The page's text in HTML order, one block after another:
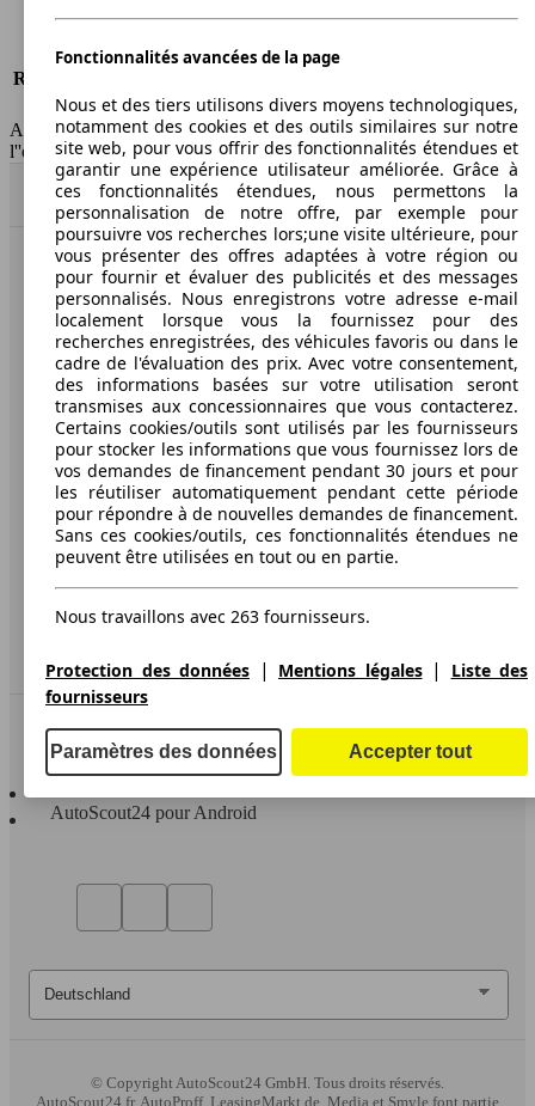
Tous risques
-
Risques partiels
-
Responsabilité civile
HSN/TSN
n.c./263AXF1B
AutoScout24 France SAS décline toute responsabilité concernant
l''exactitude des indications fournies.
Haut
AutoScout24: la plus grande plateforme en ligne de
voitures en Europe
AutoScout24
A propos d'AutoScout24
Conditions d'utilisation
Informations légales
Protection des données
Service
Espace Pro
Contact
AutoScout24 pour Android
© Copyright AutoScout24 GmbH. Tous droits réservés.
AutoScout24.fr, AutoProff, LeasingMarkt.de, Media et Smyle font partie
Fonctionnalités avancées de la page
Nous et des tiers utilisons divers moyens technologiques,
notamment des cookies et des outils similaires sur notre
site web, pour vous offrir des fonctionnalités étendues et
garantir une expérience utilisateur améliorée. Grâce à
ces fonctionnalités étendues, nous permettons la
personnalisation de notre offre, par exemple pour
poursuivre vos recherches lors;une visite ultérieure, pour
vous présenter des offres adaptées à votre région ou
pour fournir et évaluer des publicités et des messages
personnalisés. Nous enregistrons votre adresse e-mail
localement lorsque vous la fournissez pour des
recherches enregistrées, des véhicules favoris ou dans le
cadre de l'évaluation des prix. Avec votre consentement,
des informations basées sur votre utilisation seront
transmises aux concessionnaires que vous contacterez.
Certains cookies/outils sont utilisés par les fournisseurs
pour stocker les informations que vous fournissez lors de
vos demandes de financement pendant 30 jours et pour
les réutiliser automatiquement pendant cette période
pour répondre à de nouvelles demandes de financement.
Sans ces cookies/outils, ces fonctionnalités étendues ne
peuvent être utilisées en tout ou en partie.
Nous travaillons avec 263 fournisseurs.
Protection des données | Mentions légales|
Liste des
fournisseurs
Paramètres des données Accepter tout